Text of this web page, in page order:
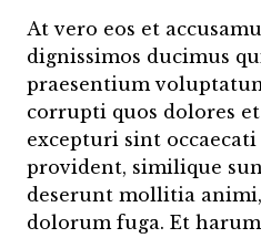
At vero eos et
dignissimos ducimus
praesentium
corrupti quos dolores
excepturi sint
provident, similique
deserunt mollitia
dolorum fuga. Et